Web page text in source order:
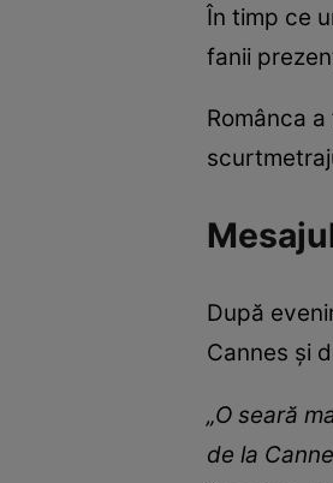
În timp ce
fanii
Românca
După
Cannes și
„O seară
de la